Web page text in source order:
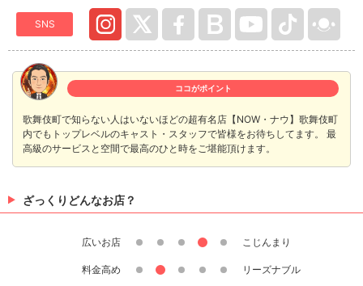
SNS
ココがポイント
歌舞伎町で知らない人はいないほどの超有名店【NOW・ナウ】歌舞伎町
内でもトップレベルのキャスト・スタッフで皆様をお待ちしてます。 最
高級のサービスと空間で最高のひと時をご堪能頂けます。
ざっくりどんなお店？
広いお店 こじんまり
料金高め リーズナブル